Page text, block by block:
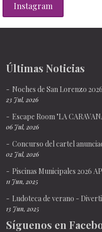
Instagram
Últimas Noticias
Noches de San Lorenzo 2026
23 Jul, 2026
Escape Room "LA
06 Jul, 2026
Concurso del cartel
02 Jul, 2026
Piscinas Municipales 2026
11 Jun, 2025
Ludoteca de verano -
13 Jun, 2025
Síguenos en